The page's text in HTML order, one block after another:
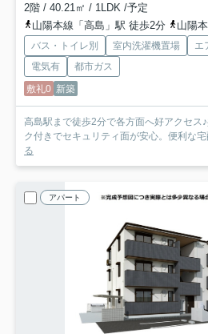
2階 / 40.21㎡ / 1LDK /予定
山陽本線「高島」駅 徒歩2分
山陽
バス・トイレ別 室内洗濯機置場 エ
電気有
都市ガス
敷礼0 新築
高島駅まで徒歩2分で各方面へ好アクセス
ク付きでセキュリティ面が安心。便利な
る
アパート